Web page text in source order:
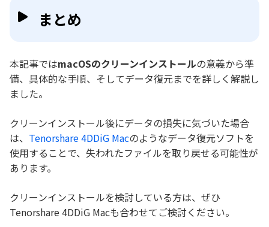
まとめ
本記事ではmacOSのクリーンインストールの意義から準
備、具体的な手順、そしてデータ復元までを詳しく解説し
ました。
クリーンインストール後にデータの損失に気づいた場合
は、 Tenorshare 4DDiG Macのようなデータ復元ソフトを
使用することで、失われたファイルを取り戻せる可能性が
あります。
クリーンインストールを検討している方は、ぜひ
Tenorshare 4DDiG Macも合わせてご検討ください。